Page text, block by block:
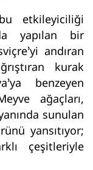
etkileyiciliği
yapılan bir
andıran
kurak
benzeyen
ağaçları,
sunulan
yansıtıyor;
çeşitleriyle